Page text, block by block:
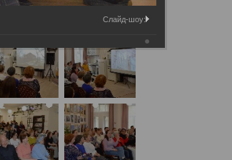
Слайд-шоу: